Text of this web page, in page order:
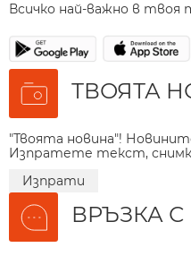
Всичко най-важно в твоя
ТВОЯТА
"Твоята новина"!
Изпратете текст,
Изпрати
ВРЪЗКА С